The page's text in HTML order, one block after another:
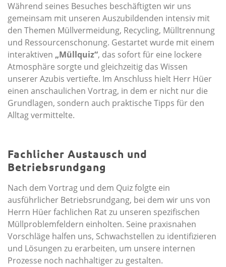
Während seines Besuches beschäftigten wir uns
gemeinsam mit unseren Auszubildenden intensiv mit
den Themen Müllvermeidung, Recycling, Mülltrennung
und Ressourcenschonung. Gestartet wurde mit einem
interaktiven „Müllquiz“, das sofort für eine lockere
Atmosphäre sorgte und gleichzeitig das Wissen
unserer Azubis vertiefte. Im Anschluss hielt Herr Hüer
einen anschaulichen Vortrag, in dem er nicht nur die
Grundlagen, sondern auch praktische Tipps für den
Alltag vermittelte.
Fachlicher Austausch und
Betriebsrundgang
Nach dem Vortrag und dem Quiz folgte ein
ausführlicher Betriebsrundgang, bei dem wir uns von
Herrn Hüer fachlichen Rat zu unseren spezifischen
Müllproblemfeldern einholten. Seine praxisnahen
Vorschläge halfen uns, Schwachstellen zu identifizieren
und Lösungen zu erarbeiten, um unsere internen
Prozesse noch nachhaltiger zu gestalten.